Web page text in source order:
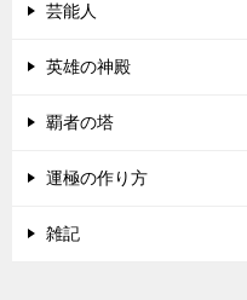
芸能人
英雄の神殿
覇者の塔
運極の作り方
雑記